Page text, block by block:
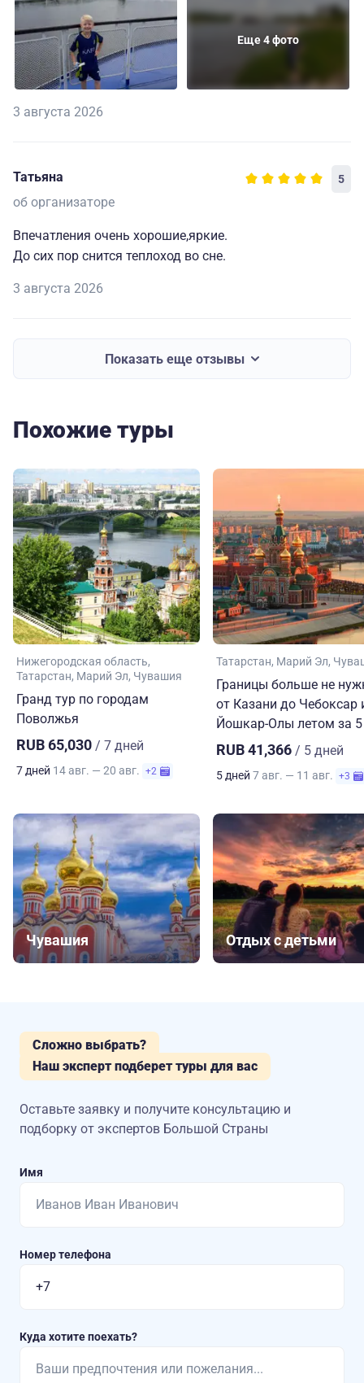
Еще 4 фото
3 августа 2026
Татьяна 5
об организаторе
Впечатления очень хорошие,яркие.
До сих пор снится теплоход во сне.
3 августа 2026
Показать еще отзывы
Похожие туры
Нижегородская область
Татарстан Марий Эл Чувашия
Гранд тур по городам
Поволжья
RUB 65,030 / 7 дней
7 дней 14 авг. — 20 авг. +2
Татарстан Марий Эл
Границы больше не
от Казани до Чебоксар
Йошкар-Олы летом за
RUB 41,366 / 5 дней
5 дней 7 авг. — 11 авг. +3
Чувашия Отдых с детьми
Сложно выбрать?
Наш эксперт подберет туры для вас
Оставьте заявку и получите консультацию и
подборку от экспертов Большой Страны
Имя
Номер телефона
Куда хотите поехать?